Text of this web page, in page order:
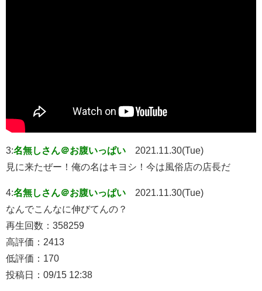
3:名無しさん＠お腹いっぱい
2021.11.30(Tue)
見に来たぜー！俺の名はキヨシ！今は風俗店の店長だ
4:名無しさん＠お腹いっぱい
2021.11.30(Tue)
なんでこんなに伸びてんの？
再生回数：358259
高評価：2413
低評価：170
投稿日：09/15 12:38